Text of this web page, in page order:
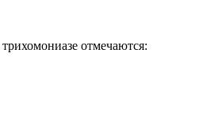
отмечаются: